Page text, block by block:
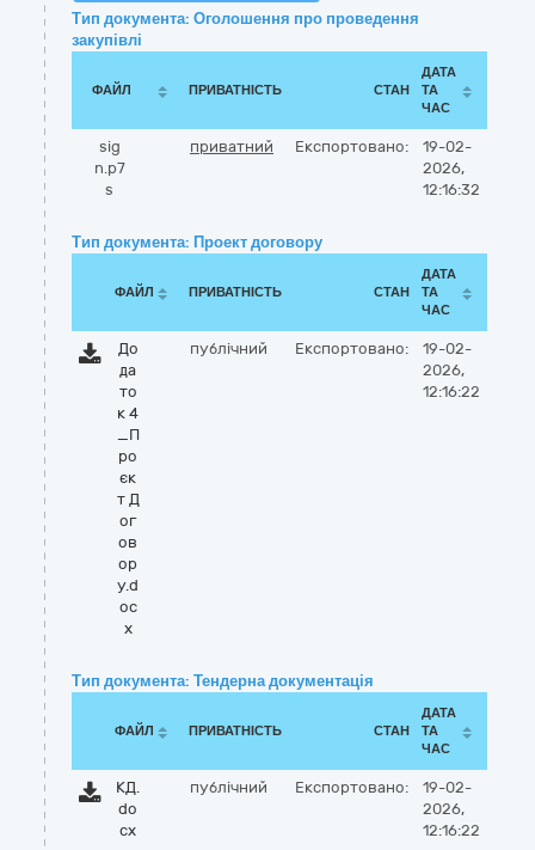
Тип документа: Оголошення про проведення
закупівлі
ФАЙЛ ПРИВАТНІСТЬ СТАН
ДАТА
ТА
ЧАС
sig
n.p7
s
приватний Експортовано:
19-02-
2026,
12:16:32
Тип документа: Проект договору
ФАЙЛ ПРИВАТНІСТЬ СТАН
ДАТА
ТА
ЧАС
До
да
то
к 4
_П
ро
єк
т Д
ог
ов
ор
у.d
oc
x
публічний Експортовано:
19-02-
2026,
12:16:22
Тип документа: Тендерна документація
ФАЙЛ ПРИВАТНІСТЬ СТАН
ДАТА
ТА
ЧАС
КД.
do
cx
публічний Експортовано:
19-02-
2026,
12:16:22